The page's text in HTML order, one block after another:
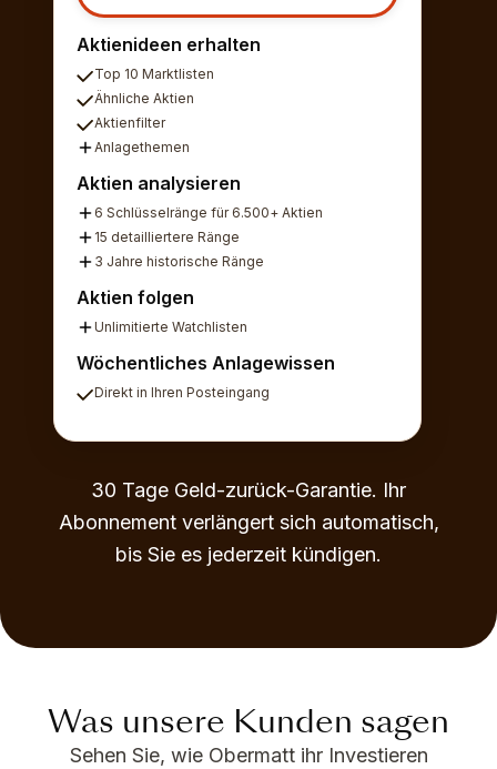
Aktienideen erhalten
Top 10 Marktlisten
Ähnliche Aktien
Aktienfilter
Anlagethemen
Aktien analysieren
6 Schlüsselränge für 6.500+ Aktien
15 detailliertere Ränge
3 Jahre historische Ränge
Aktien folgen
Unlimitierte Watchlisten
Wöchentliches Anlagewissen
Direkt in Ihren Posteingang
30 Tage Geld-zurück-Garantie. Ihr
Abonnement verlängert sich automatisch,
bis Sie es jederzeit kündigen.
Was unsere Kunden sagen
Sehen Sie, wie Obermatt ihr Investieren